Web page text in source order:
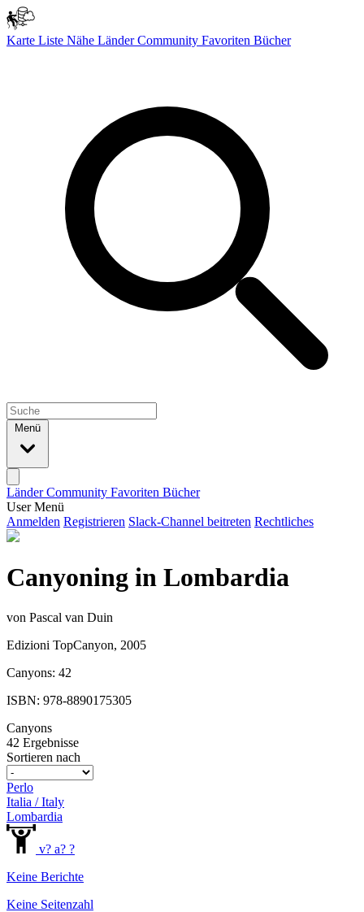
Karte Liste Nähe LänderCommunity Favoriten Bücher
Menü
LänderCommunity Favoriten Bücher
User Menü
Anmelden Registrieren Slack-Channel beitreten Rechtliches
Canyoning in Lombardia
von Pascal van Duin
Edizioni TopCanyon, 2005
Canyons: 42
ISBN: 978-8890175305
Canyons
42 Ergebnisse
Sortieren nach
Perlo
Italia / Italy
Lombardia
v? a? ?
Keine Berichte
Keine Seitenzahl